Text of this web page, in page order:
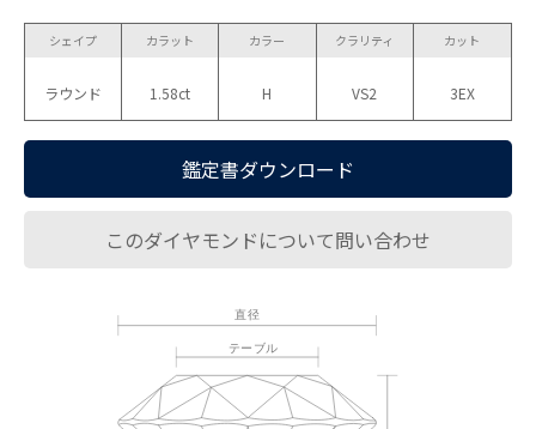
シェイプ
ラウンド
カラット
1.58ct
カラー
H
クラリティ
VS2
カット
3EX
鑑定書ダウンロード
このダイヤモンドについて問い合わせ